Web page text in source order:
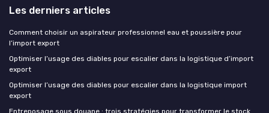
Les derniers articles
Comment choisir un aspirateur professionnel eau et poussière pour
l’import export
Optimiser l’usage des diables pour escalier dans la logistique d’import
export
Optimiser l’usage des diables pour escalier dans la logistique import
export
Entreposage sous douane : trois stratégies pour transformer le stock